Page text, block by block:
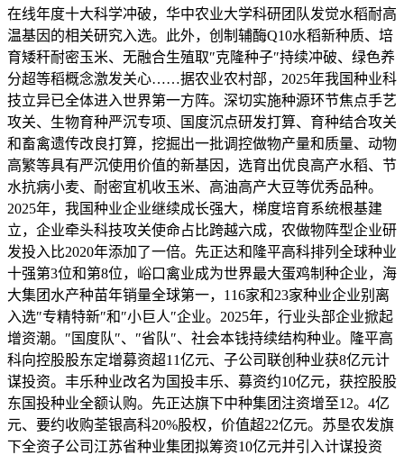
在线年度十大科学冲破，华中农业大学科研团队发觉水稻耐高
温基因的相关研究入选。此外，创制辅酶Q10水稻新种质、培
育矮秆耐密玉米、无融合生殖取″克隆种子″持续冲破、绿色养
分超等稻概念激发关心……据农业农村部，2025年我国种业科
技立异已全体进入世界第一方阵。深切实施种源环节焦点手艺
攻关、生物育种严沉专项、国度沉点研发打算、育种结合攻关
和畜禽遗传改良打算，挖掘出一批调控做物产量和质量、动物
高繁等具有严沉使用价值的新基因，选育出优良高产水稻、节
水抗病小麦、耐密宜机收玉米、高油高产大豆等优秀品种。
2025年，我国种业企业继续成长强大，梯度培育系统根基建
立，企业牵头科技攻关使命占比跨越六成，农做物阵型企业研
发投入比2020年添加了一倍。先正达和隆平高科排列全球种业
十强第3位和第8位，峪口禽业成为世界最大蛋鸡制种企业，海
大集团水产种苗年销量全球第一，116家和23家种业企业别离
入选″专精特新″和″小巨人″企业。2025年，行业头部企业掀起
增资潮。″国度队″、″省队″、社会本钱持续结构种业。隆平高
科向控股股东定增募资超11亿元、子公司联创种业获8亿元计
谋投资。丰乐种业改名为国投丰乐、募资约10亿元，获控股股
东国投种业全额认购。先正达旗下中种集团注资增至12。4亿
元、要约收购荃银高科20%股权，价值超22亿元。苏垦农发旗
下全资子公司江苏省种业集团拟筹资10亿元并引入计谋投资